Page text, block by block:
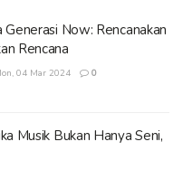
Now: Rencanakan
Rencana
04 Mar 2024 0
Musik Bukan Hanya Seni,